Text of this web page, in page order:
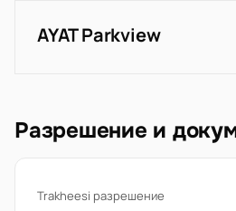
AYAT Parkview
Разрешение и
Trakheesi разрешение